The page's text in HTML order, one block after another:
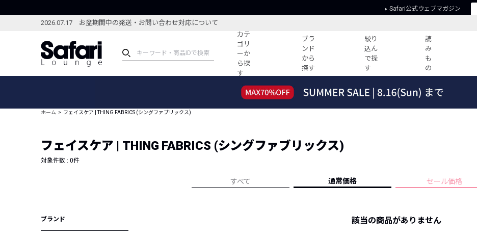
Safari公式ウェブマガジン
2026.07.17 お盆期間中の発送・お問い合わせ対応について
カテ
ゴリ
ーか
ら探
す
ブラ
ンド
から
探す
絞り
込ん
で探
す
読
み
も
の
ブランドから探す
新着アイテム
編集部のおすすめアイテム
特集記事
コーディネート
すべての記事
ーデ紹介
HOTなコーデ TOP20
人気記事ランキング
プライバシーポリシー
ホーム フェイスケア | THING FABRICS (シングファブリックス)
フェイスケア | THING FABRICS (シングファブリックス)
対象件数 : 0件
すべて 通常価格 セール価格
ブランド 該当の商品がありません